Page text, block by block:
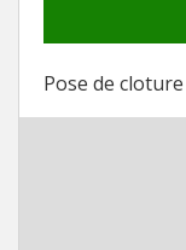
Pose de